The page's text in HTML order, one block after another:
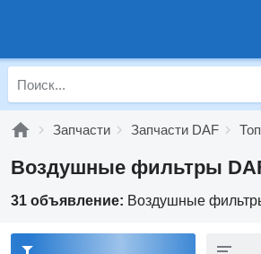
Запчасти Запчасти DAF
Воздушные фильтры
31 объявление: Воздушные